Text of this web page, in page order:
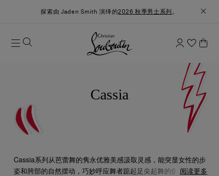
探索由 Jaden Smith 演绎的2026 秋季男士系列 。
Cassia
Cassia系列从芭蕾舞的隽永优雅美感汲取灵感，能突显女性的步
姿和胯部的自然摆动，巧妙呼应舞者踮起足尖起舞的优美动作。
阅读更多